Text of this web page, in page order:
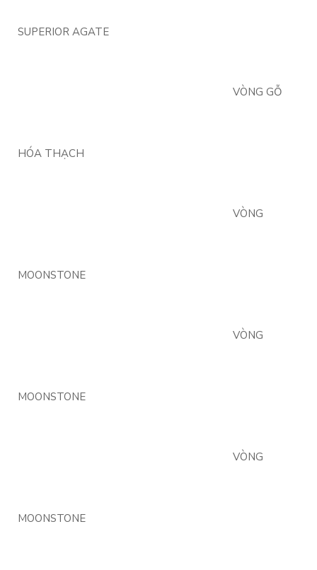
SUPERIOR AGATE
VÒNG GỖ
HÓA THẠCH
VÒNG
MOONSTONE
VÒNG
MOONSTONE
VÒNG
MOONSTONE